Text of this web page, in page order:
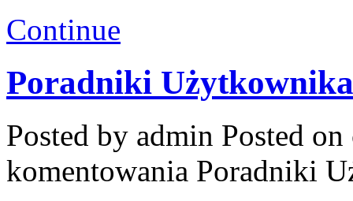
Continue
Poradniki Użytkownika
Posted by admin Posted
komentowania Poradniki